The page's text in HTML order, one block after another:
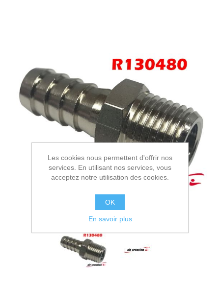
Les cookies nous permettent d'offrir nos
services. En utilisant nos services, vous
acceptez notre utilisation des cookies.
OK
En savoir plus